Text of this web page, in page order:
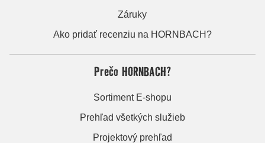
Záruky
Ako pridať recenziu na HORNBACH?
Prečo HORNBACH?
Sortiment E-shopu
Prehľad všetkých služieb
Projektový prehľad